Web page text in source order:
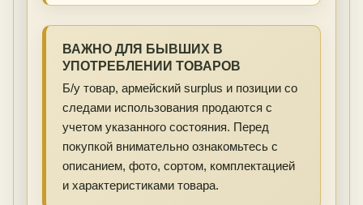
ВАЖНО ДЛЯ БЫВШИХ В
УПОТРЕБЛЕНИИ ТОВАРОВ
Б/у товар, армейский surplus и позиции со
следами использования продаются с
учетом указанного состояния. Перед
покупкой внимательно ознакомьтесь с
описанием, фото, сортом, комплектацией
и характеристиками товара.